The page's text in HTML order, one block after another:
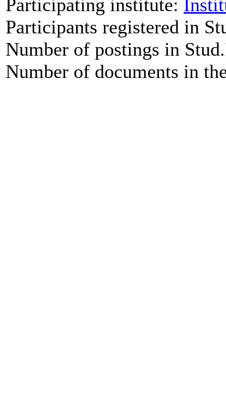
Participating institute:
Participants registered in
Number of postings in
Number of documents in